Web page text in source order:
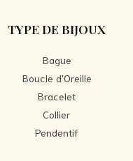
TYPE DE BIJOUX
Bague
Boucle d'Oreille
Bracelet
Collier
Pendentif